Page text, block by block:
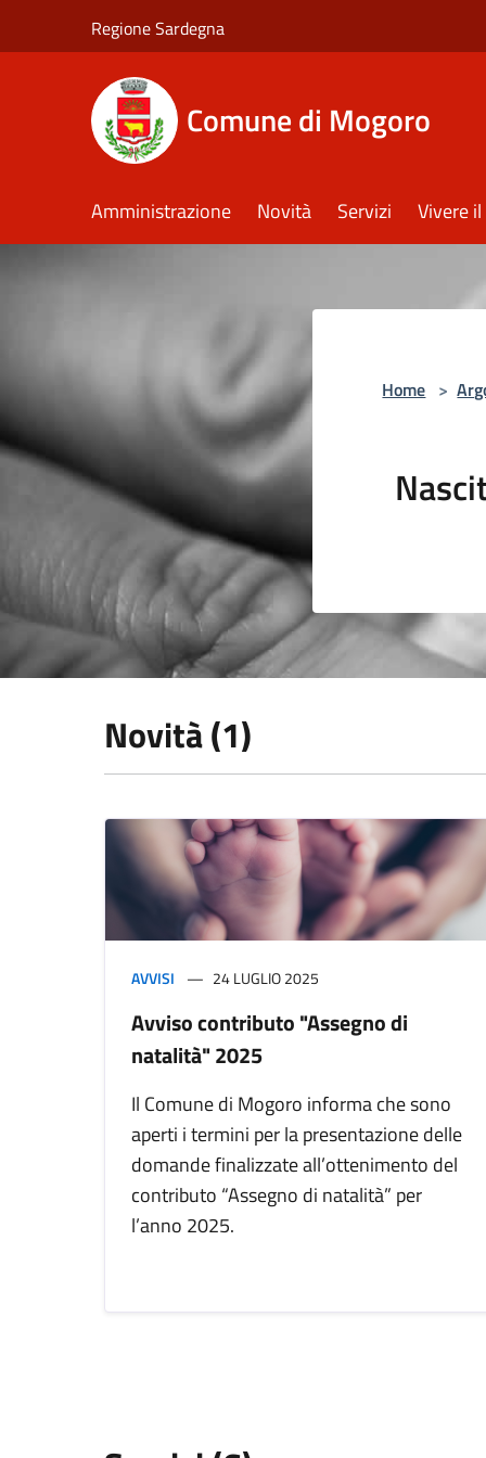
Regione Sardegna
Comune di Mogoro
Amministrazione Novità Servizi Vivere
Home >
Novità (1)
AVVISI 24 LUGLIO 2025
Avviso contributo "Assegno di
natalità" 2025
Il Comune di Mogoro informa che sono
aperti i termini per la presentazione delle
domande finalizzate all’ottenimento del
contributo “Assegno di natalità” per
l’anno 2025.